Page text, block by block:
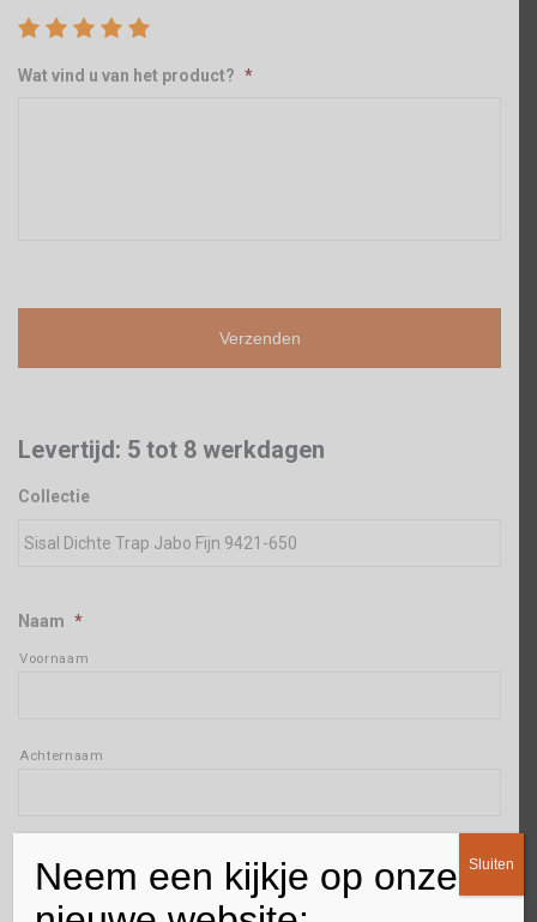
Wat vind u van het product? *
Levertijd: 5 tot 8 werkdagen
Collectie
Naam *
Voornaam
Achternaam
Adres
Neem een kijkje op onze
Sluiten